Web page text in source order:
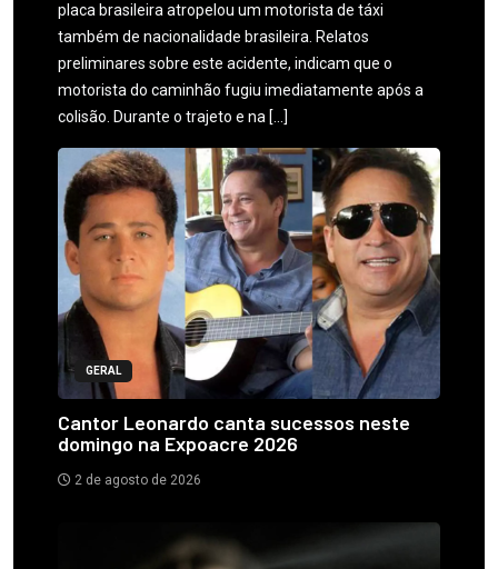
placa brasileira atropelou um motorista de táxi
também de nacionalidade brasileira. Relatos
preliminares sobre este acidente, indicam que o
motorista do caminhão fugiu imediatamente após a
colisão. Durante o trajeto e na […]
GERAL
Cantor Leonardo canta sucessos neste
domingo na Expoacre 2026
2 de agosto de 2026